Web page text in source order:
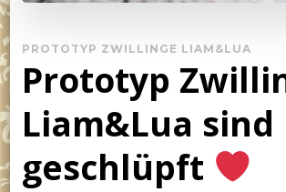
PROTOTYP ZWILLINGE LIAM&LUA
Prototyp
Liam&Lua sind
geschlüpft